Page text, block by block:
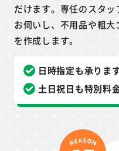
だけます。専任のスタ
お伺いし、不用品や粗
を作成します。
日時指定も承りま
土日祝日も特別料